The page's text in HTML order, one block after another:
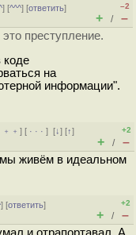
] [^^^] [ответить]
–2
+ / –
преступление.
коде
на
информации".
] [ · · ·][↓] [↑]
+2
+ / –
живём в идеальном
] [ответить]
+2
+ / –